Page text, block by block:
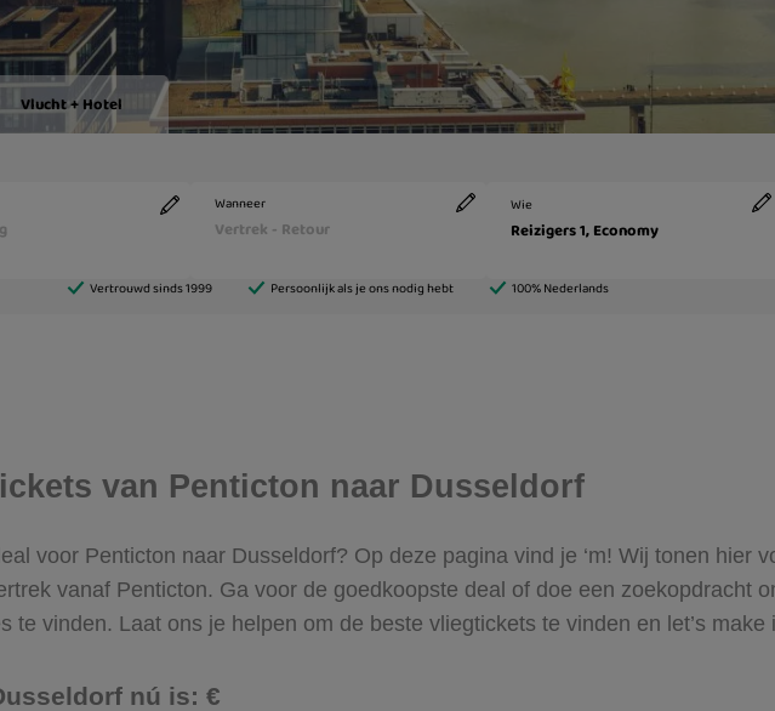
van Penticton naar Dusseldorf
voor Penticton naar Dusseldorf? Op deze pagina vind je ‘m! Wij tonen hier
vanaf Penticton. Ga voor de goedkoopste deal of doe een zoekopdracht
te vinden. Laat ons je helpen om de beste vliegtickets te vinden en let’s make
nú is: €